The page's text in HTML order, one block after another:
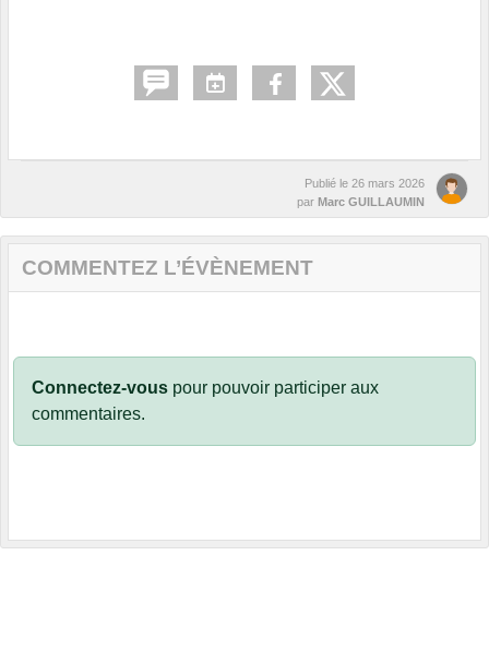
Publié le 26 mars 2026
par Marc GUILLAUMIN
COMMENTEZ L’ÉVÈNEMENT
Connectez-vous pour pouvoir participer aux
commentaires.